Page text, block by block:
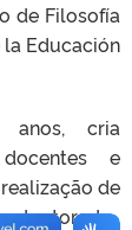
de Filosofía
Educación
cria
e
de
doutorado-